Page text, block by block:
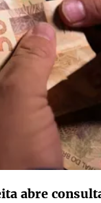
abre